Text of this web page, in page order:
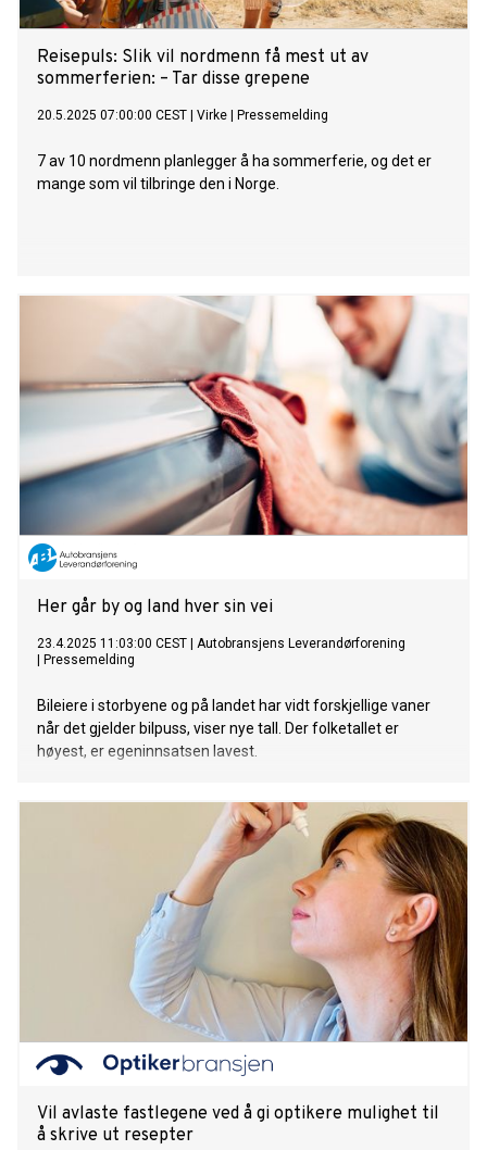
Reisepuls: Slik vil nordmenn få mest ut av
sommerferien: – Tar disse grepene
20.5.2025 07:00:00 CEST Virke Pressemelding
7 av 10 nordmenn planlegger å ha sommerferie, og det er
mange som vil tilbringe den i Norge.
Her går by og land hver sin vei
23.4.2025 11:03:00 CEST
Autobransjens Leverandørforening
Pressemelding
Bileiere i storbyene og på landet har vidt forskjellige vaner
når det gjelder bilpuss, viser nye tall. Der folketallet er
høyest, er egeninnsatsen lavest.
Vil avlaste fastlegene ved å gi optikere mulighet til
å skrive ut resepter